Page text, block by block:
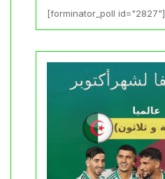
[forminator_poll id="2827"]